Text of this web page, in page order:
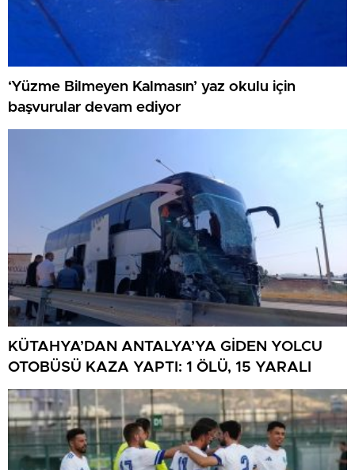
‘Yüzme Bilmeyen Kalmasın’ yaz okulu için
başvurular devam ediyor
KÜTAHYA’DAN ANTALYA’YA GİDEN YOLCU
OTOBÜSÜ KAZA YAPTI: 1 ÖLÜ, 15 YARALI